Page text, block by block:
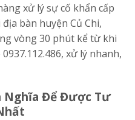
xử lý sự cố khẩn cấp
bàn huyện Củ Chi,
vòng 30 phút kể từ khi
xử lý nhanh,
Nghĩa Để Được Tư